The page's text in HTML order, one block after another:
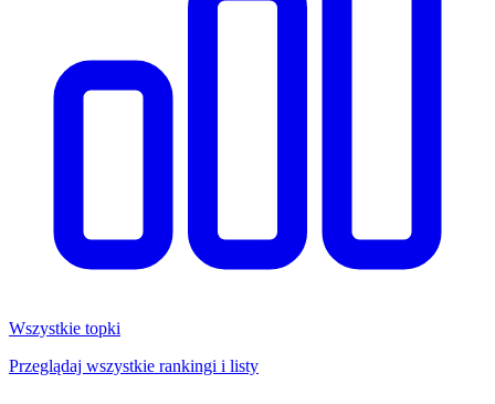
Wszystkie topki
Przeglądaj wszystkie rankingi i listy